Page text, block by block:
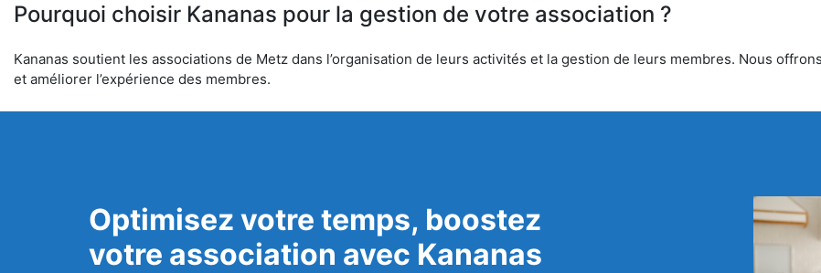
Pourquoi choisir Kananas pour la gestion de votre association ?
Kananas soutient les associations de Metz dans l’organisation de leurs activités et la gestion de leurs membres. Nous
et améliorer l’expérience des membres.
Optimisez votre temps, boostez
votre association avec Kananas